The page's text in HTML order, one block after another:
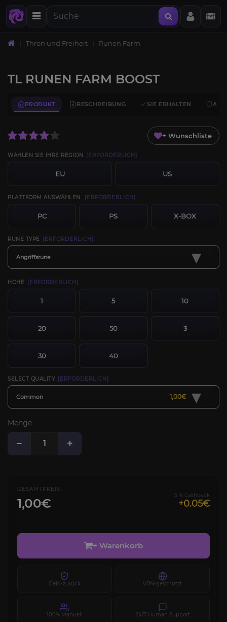
Thron und Freiheit Runen Farm
TL RUNEN FARM BOOST
PRODUKT BESCHREIBUNG SIE ERHALTEN
+ Wunschliste
WÄHLEN SIE IHRE REGION [ERFORDERLICH]
EU US
PLATTFORM AUSWÄHLEN: [ERFORDERLICH]
PC PS X-BOX
RUNE TYPE [ERFORDERLICH]
Angriffsrune ▾
HÖHE [ERFORDERLICH]
1 5 10
20 50 3
30 40
SELECT QUALITY [ERFORDERLICH]
Common 1,00€ ▾
Menge
− +
GESAMTPREIS
1,00€
5 % Cashback
+0.05€
+ Warenkorb
Geld-zurück VPN-geschützt
100% Manuell 24/7 Human Support